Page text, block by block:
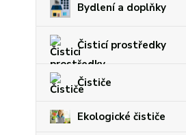
Bydlení a doplňky
Čisticí prostředky
Čističe
Ekologické čističe